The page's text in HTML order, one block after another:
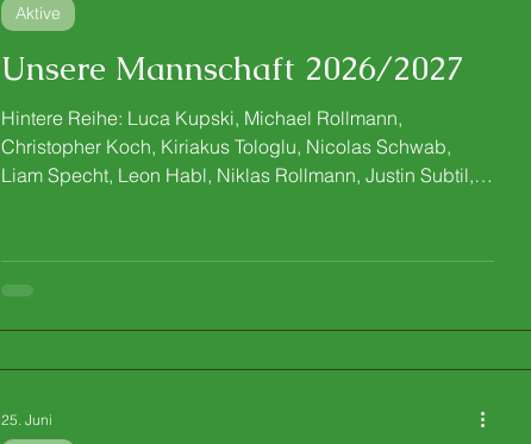
Unsere Mannschaft 2026/2027
Hintere Reihe: Luca Kupski, Michael Rollmann,
Christopher Koch, Kiriakus Tologlu, Nicolas Schwab,
Liam Specht, Leon Habl, Niklas Rollmann, Justin Subtil,
Lutsenko, Paulo Kupski, Nikita Koller, Jonathan Faust,
Resat Telli, Noah Wierich, Pascal Madiar, Benjamin
Aktive
25. Juni